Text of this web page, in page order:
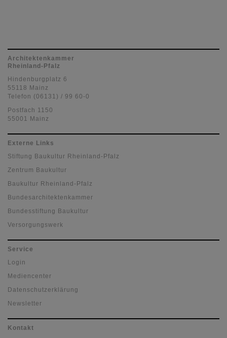
Architektenkammer
Rheinland-Pfalz
Hindenburgplatz 6
55118 Mainz
Telefon (06131) / 99 60-0
Postfach 1150
55001 Mainz
Externe Links
Stiftung Baukultur Rheinland-Pfalz
Zentrum Baukultur
Baukultur Rheinland-Pfalz
Bundesarchitektenkammer
Bundesstiftung Baukultur
Versorgungswerk
Service
Login
Mediencenter
Datenschutzerklärung
Newsletter
Kontakt